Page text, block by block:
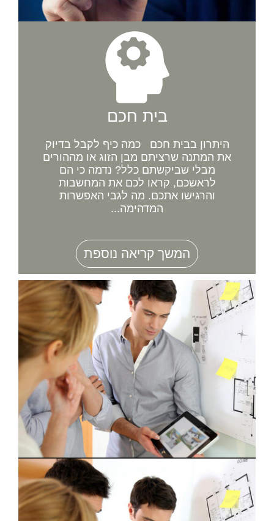
בית חכם
היתרון בבית חכם כמה כיף לקבל בדיוק
את המתנה שרציתם מבן הזוג או מההורים
מבלי שביקשתם כלל? נדמה כי הם
לראשכם, קראו לכם את המחשבות
והרגישו אתכם. מה לגבי האפשרות
המדהימה...
המשך קריאה נוספת